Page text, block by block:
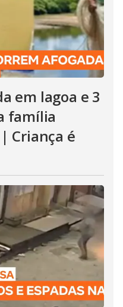
em lagoa e 3
família
Criança é